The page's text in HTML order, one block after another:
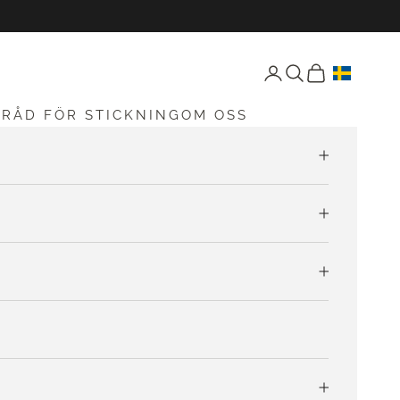
Öppna konto-sida
Öppen sökning
Öppna vagnen
RÅD FÖR STICKNING OM OSS